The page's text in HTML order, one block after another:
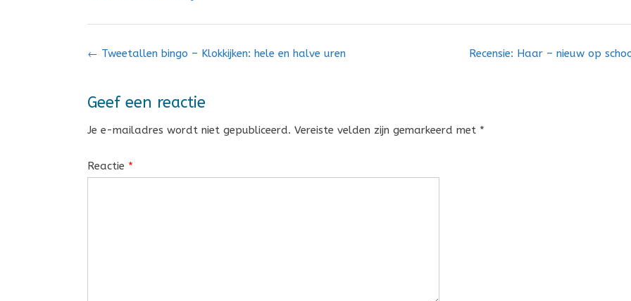
Bericht
Recensie: Haar – nieuw op
← Tweetallen bingo – Klokkijken: hele en halve uren
Geef een reactie
Je e-mailadres wordt niet gepubliceerd. Vereiste velden zijn gemarkeerd met *
Reactie *